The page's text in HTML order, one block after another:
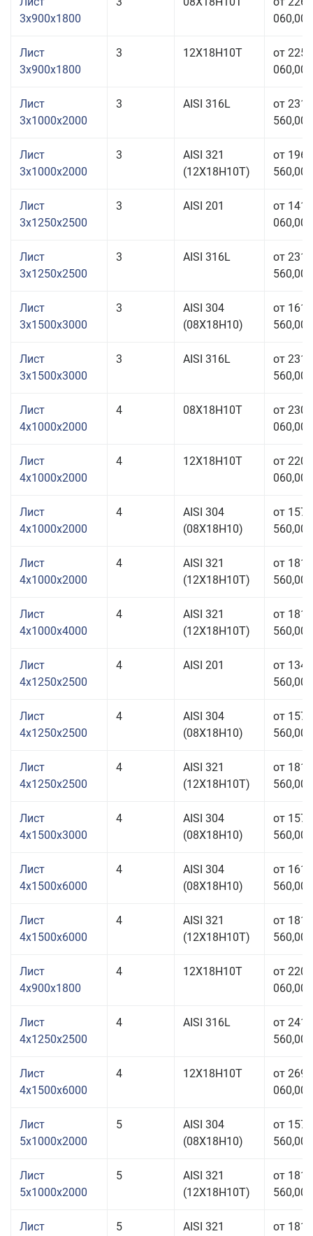
3x900x1800
060,00
Лист
3x900x1800
3 12Х18Н10Т
от 225
060,00
Лист
3x1000x2000
3 AISI 316L
от 231
560,00
Лист
3x1000x2000
3
AISI 321
(12Х18Н10Т)
от 196
560,00
Лист
3x1250x2500
3 AISI 201
от 141
060,00
Лист
3x1250x2500
3 AISI 316L
от 231
560,00
Лист
3x1500x3000
3
AISI 304
(08Х18Н10)
от 161
560,00
Лист
3x1500x3000
3 AISI 316L
от 231
560,00
Лист
4x1000x2000
4 08Х18Н10Т
от 230
060,00
Лист
4x1000x2000
4 12Х18Н10Т
от 220
060,00
Лист
4x1000x2000
4
AISI 304
(08Х18Н10)
от 157
560,00
Лист
4x1000x2000
4
AISI 321
(12Х18Н10Т)
от 181
560,00
Лист
4x1000x4000
4
AISI 321
(12Х18Н10Т)
от 181
560,00
Лист
4x1250x2500
4 AISI 201
от 134
560,00
Лист
4x1250x2500
4
AISI 304
(08Х18Н10)
от 157
560,00
Лист
4x1250x2500
4
AISI 321
(12Х18Н10Т)
от 181
560,00
Лист
4x1500x3000
4
AISI 304
(08Х18Н10)
от 157
560,00
Лист
4x1500x6000
4
AISI 304
(08Х18Н10)
от 161
560,00
Лист
4x1500x6000
4
AISI 321
(12Х18Н10Т)
от 181
560,00
Лист
4x900x1800
4 12Х18Н10Т
от 220
060,00
Лист
4x1250x2500
4 AISI 316L
от 241
560,00
Лист
4x1500x6000
4 12Х18Н10Т
от 269
060,00
Лист
5x1000x2000
5
AISI 304
(08Х18Н10)
от 157
560,00
Лист
5x1000x2000
5
AISI 321
(12Х18Н10Т)
от 181
560,00
Лист
5
AISI 321
от 181